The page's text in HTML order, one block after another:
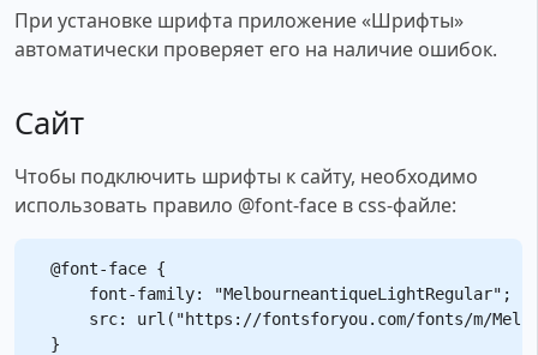
При установке шрифта приложение «Шрифты»
автоматически проверяет его на наличие ошибок.
Сайт
Чтобы подключить шрифты к сайту, необходимо
использовать правило @font-face в css-файле:
@font-face {
    font-family: "MelbourneantiqueLightRegular";
src: url("https://fontsforyou.com/fonts/m/
}